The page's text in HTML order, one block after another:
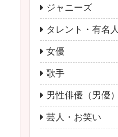
ジャニーズ
タレント・有名人
女優
歌手
男性俳優（男優）
芸人・お笑い